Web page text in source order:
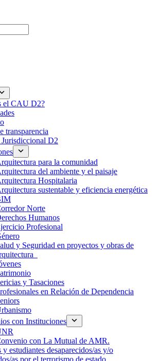
el CAU D2?
transparencia
D2
para la comunidad
del ambiente y el paisaje
Hospitalaria
sustentable y eficiencia energética
Norte
Humanos
Profesional
y Seguridad en proyectos y obras de
y Tasaciones
en Relación de Dependencia
con Instituciones
con La Mutual de AMR.
y estudiantes desaparecidos/as y/o
as por el terrorismo de estado